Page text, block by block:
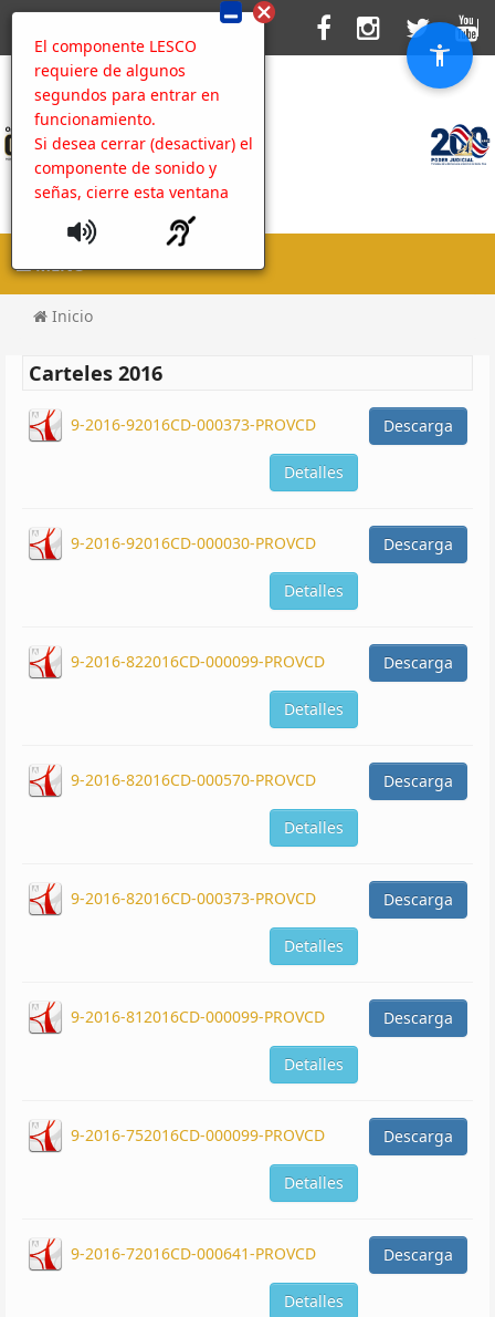
El componente LESCO
requiere de algunos
segundos para entrar en
funcionamiento.
Si desea cerrar (desactivar) el
componente de sonido y
señas, cierre esta ventana
MENU
Inicio
Carteles 2016
9-2016-92016CD-000373-PROVCD Descarga
Detalles
9-2016-92016CD-000030-PROVCD Descarga
Detalles
9-2016-822016CD-000099-PROVCD Descarga
Detalles
9-2016-82016CD-000570-PROVCD Descarga
Detalles
9-2016-82016CD-000373-PROVCD Descarga
Detalles
9-2016-812016CD-000099-PROVCD Descarga
Detalles
9-2016-752016CD-000099-PROVCD Descarga
Detalles
9-2016-72016CD-000641-PROVCD Descarga
Detalles